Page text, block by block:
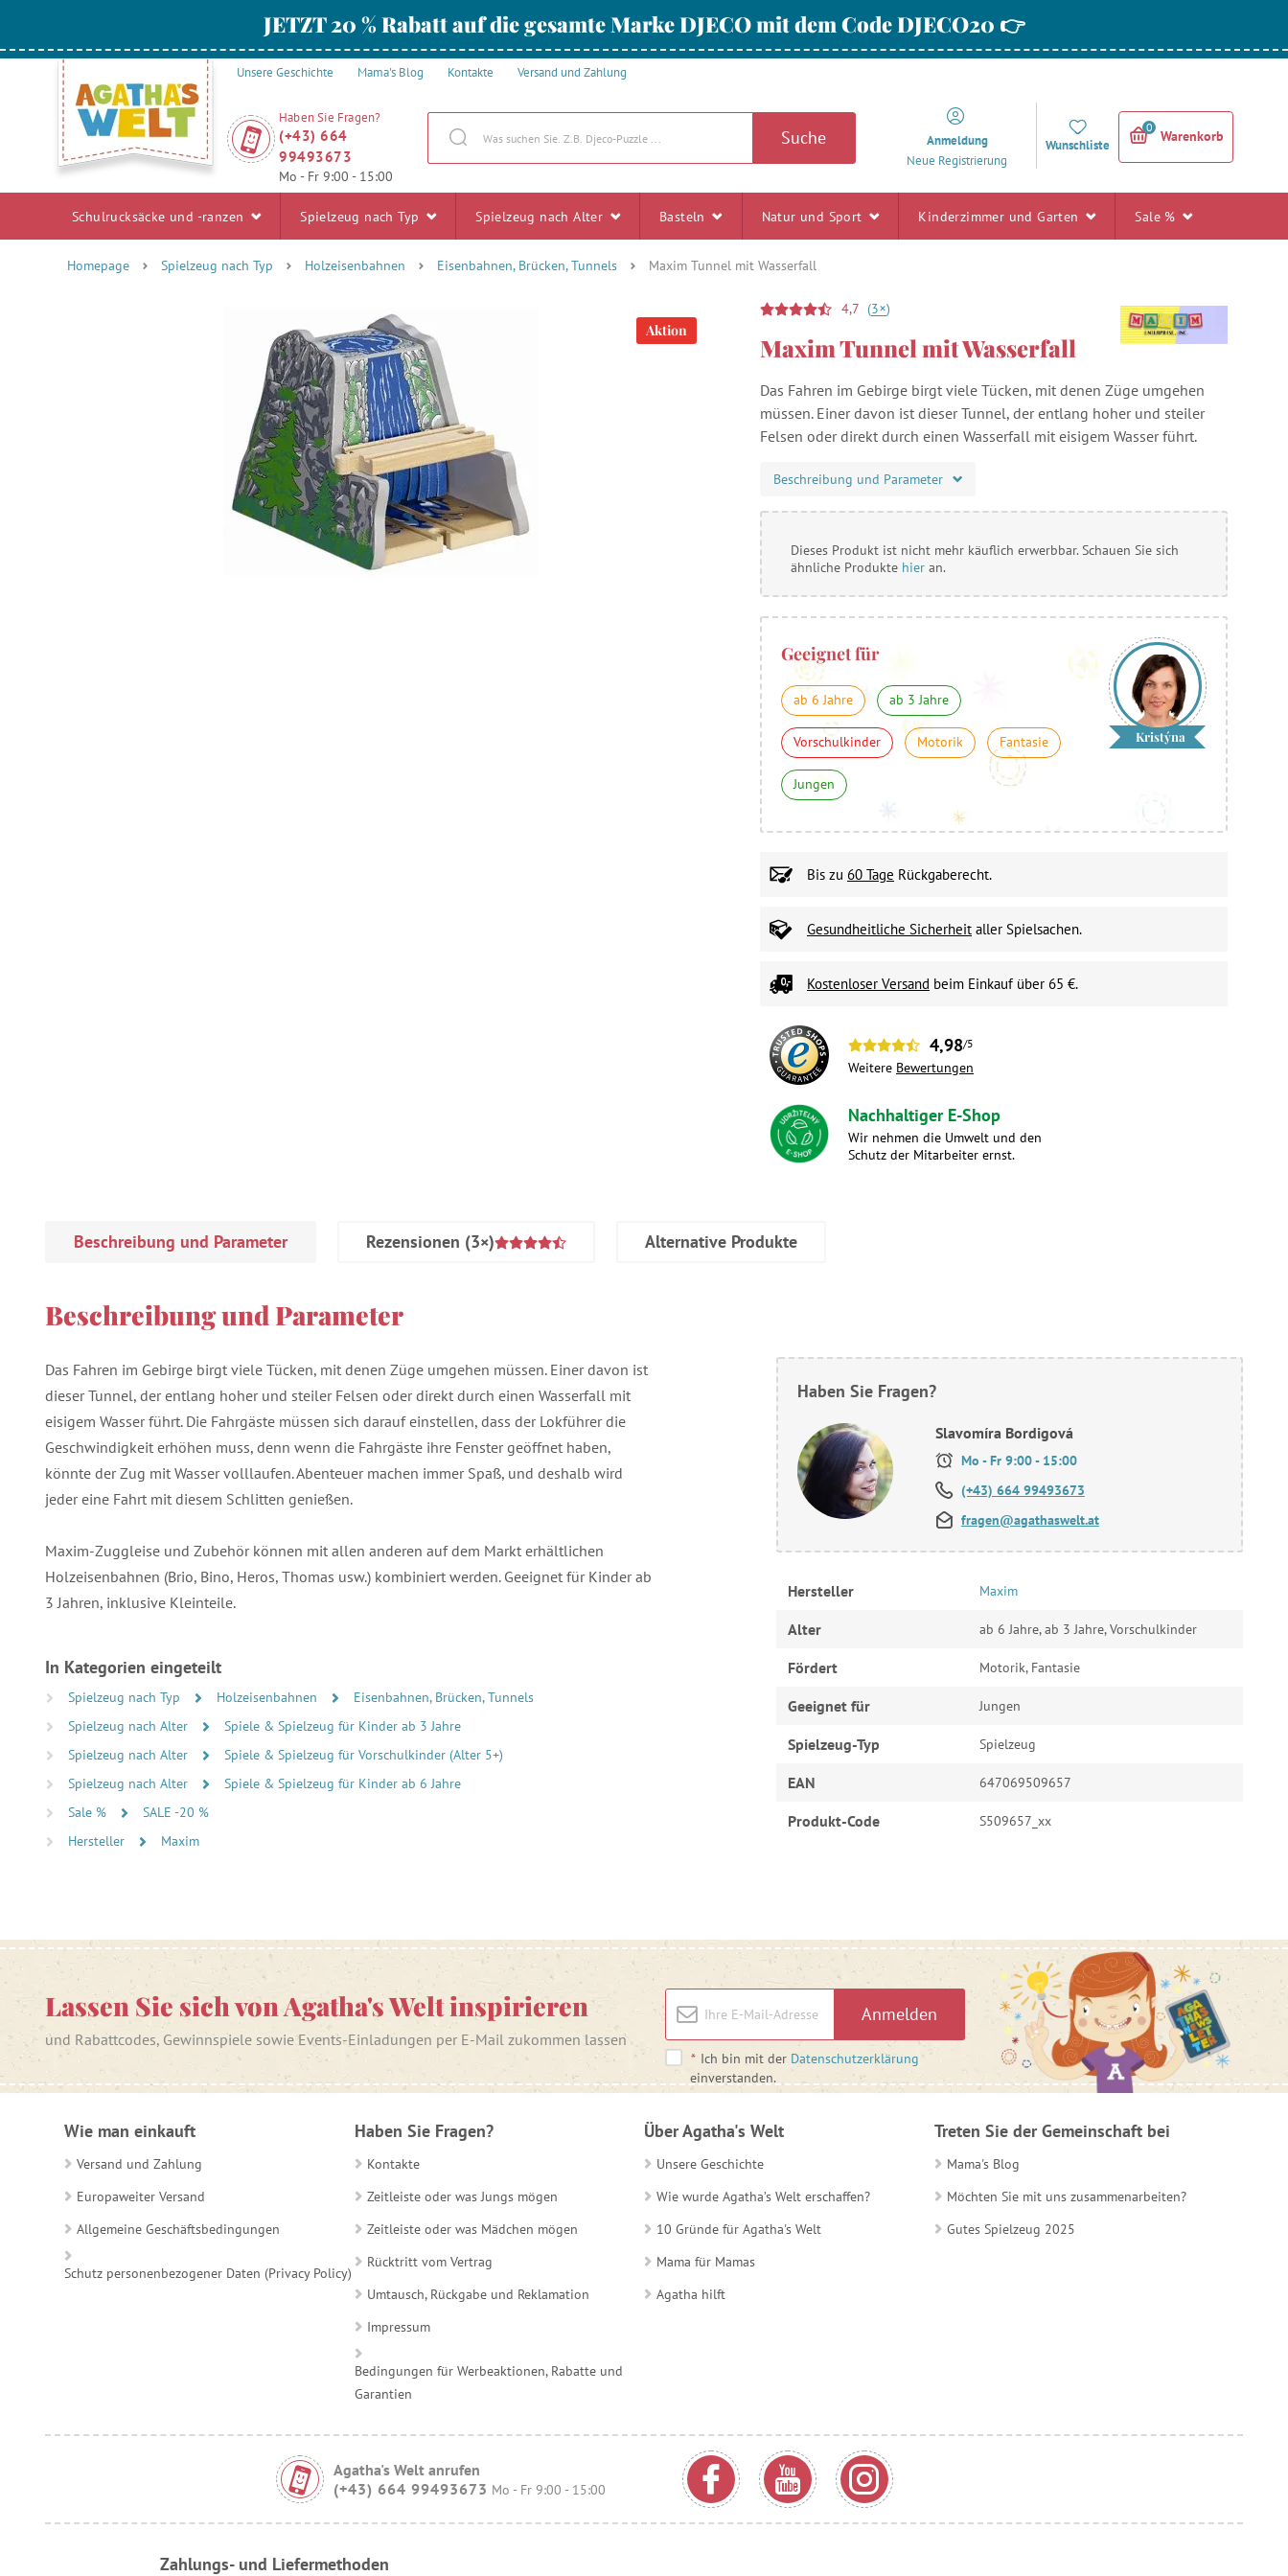
JETZT 20 % Rabatt auf die gesamte Marke DJECO mit dem Code DJECO20 👉
Unsere Geschichte Mama's Blog Kontakte Versand und Zahlung
Haben Sie Fragen?
(+43) 664
99493673
Mo - Fr 9:00 - 15:00
Suche
Anmeldung
Neue Registrierung
Wunschliste
0
Warenkorb
Schulrucksäcke und -ranzen Spielzeug nach Typ Spielzeug nach Alter Basteln Natur und Sport Kinderzimmer und Garten Sale %
Homepage Spielzeug nach Typ Holzeisenbahnen Eisenbahnen, Brücken, Tunnels Maxim Tunnel mit Wasserfall
Aktion
4,7 (3+)
Maxim Tunnel mit Wasserfall
Das Fahren im Gebirge birgt viele Tücken, mit denen Züge umgehen
müssen. Einer davon ist dieser Tunnel, der entlang hoher und steiler
Felsen oder direkt durch einen Wasserfall mit eisigem Wasser führt.
Beschreibung und Parameter
Dieses Produkt ist nicht mehr käuflich erwerbbar. Schauen Sie sich
ähnliche Produkte hier an.
Geeignet für
ab 6 Jahre ab 3 Jahre
Vorschulkinder Motorik Fantasie
Jungen
Kristýna
Bis zu 60 Tage Rückgaberecht.
Gesundheitliche Sicherheit aller Spielsachen.
Kostenloser Versand beim Einkauf über 65 €.
4,98/5
Weitere Bewertungen
Nachhaltiger E-Shop
Wir nehmen die Umwelt und den
Schutz der Mitarbeiter ernst.
Beschreibung und Parameter Rezensionen (3×) Alternative Produkte
Beschreibung und Parameter
Das Fahren im Gebirge birgt viele Tücken, mit denen Züge umgehen müssen. Einer davon ist
dieser Tunnel, der entlang hoher und steiler Felsen oder direkt durch einen Wasserfall mit
eisigem Wasser führt. Die Fahrgäste müssen sich darauf einstellen, dass der Lokführer die
Geschwindigkeit erhöhen muss, denn wenn die Fahrgäste ihre Fenster geöffnet haben,
könnte der Zug mit Wasser volllaufen. Abenteuer machen immer Spaß, und deshalb wird
jeder eine Fahrt mit diesem Schlitten genießen.
Maxim-Zuggleise und Zubehör können mit allen anderen auf dem Markt erhältlichen
Holzeisenbahnen (Brio, Bino, Heros, Thomas usw.) kombiniert werden. Geeignet für Kinder ab
3 Jahren, inklusive Kleinteile.
In Kategorien eingeteilt
Spielzeug nach Typ Holzeisenbahnen
Eisenbahnen, Brücken, Tunnels
Spielzeug nach Alter
Spiele & Spielzeug für Kinder ab 3 Jahre
Spielzeug nach Alter
Spiele & Spielzeug für Vorschulkinder (Alter 5+)
Spielzeug nach Alter
Spiele & Spielzeug für Kinder ab 6 Jahre
Sale %
SALE -20 %
Hersteller
Maxim
Haben Sie Fragen?
Slavomíra Bordigová
Mo - Fr 9:00 - 15:00
(+43) 664 99493673
fragen@agathaswelt.at
Hersteller Maxim
Alter ab 6 Jahre, ab 3 Jahre, Vorschulkinder
Fördert Motorik, Fantasie
Geeignet für Jungen
Spielzeug-Typ Spielzeug
EAN 647069509657
Produkt-Code S509657_xx
Lassen Sie sich von Agatha's Welt inspirieren
und Rabattcodes, Gewinnspiele sowie Events-Einladungen per E-Mail zukommen lassen
Anmelden
* Ich bin mit der Datenschutzerklärung
einverstanden.
Wie man einkauft
Versand und Zahlung
Europaweiter Versand
Allgemeine Geschäftsbedingungen
Schutz personenbezogener Daten (Privacy Policy)
Haben Sie Fragen?
Kontakte
Zeitleiste oder was Jungs mögen
Zeitleiste oder was Mädchen mögen
Rücktritt vom Vertrag
Umtausch, Rückgabe und Reklamation
Impressum
Bedingungen für Werbeaktionen, Rabatte und
Garantien
Über Agatha's Welt
Unsere Geschichte
Wie wurde Agatha’s Welt erschaffen?
10 Gründe für Agatha's Welt
Mama für Mamas
Agatha hilft
Treten Sie der Gemeinschaft bei
Mama's Blog
Möchten Sie mit uns zusammenarbeiten?
Gutes Spielzeug 2025
Agatha's Welt anrufen
(+43) 664 99493673 Mo - Fr 9:00 - 15:00
Zahlungs- und Liefermethoden